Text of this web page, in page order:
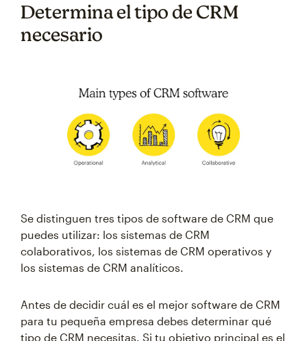
Determina el tipo de CRM
necesario
Se distinguen tres tipos de software de CRM que
puedes utilizar: los sistemas de CRM
colaborativos, los sistemas de CRM operativos y
los sistemas de CRM analíticos.
Antes de decidir cuál es el mejor software de CRM
para tu pequeña empresa debes determinar qué
tipo de CRM necesitas. Si tu objetivo principal es el